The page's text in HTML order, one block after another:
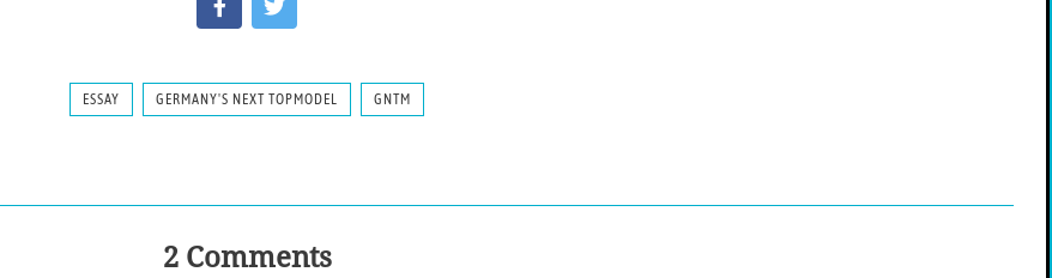
ESSAY GERMANY'S NEXT TOPMODEL GNTM
2 Comments